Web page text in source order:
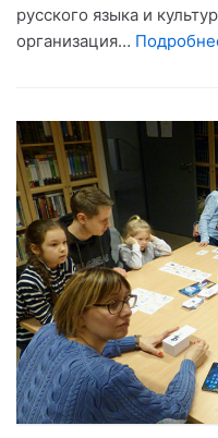
русского языка и
организация…